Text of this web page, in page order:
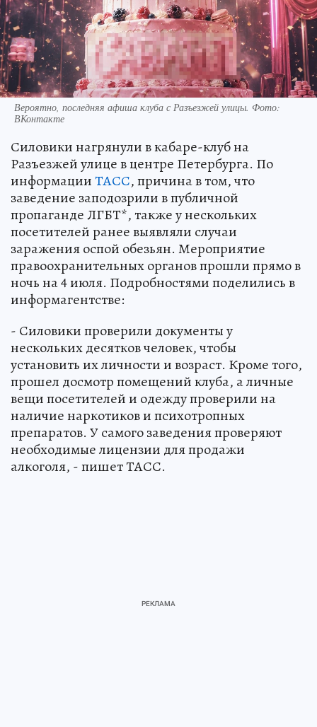
Вероятно, последняя афиша клуба с Разъезжей улицы. Фото:
ВКонтакте
Силовики нагрянули в кабаре-клуб на
Разъезжей улице в центре Петербурга. По
информацииТАСС, причина в том, что
заведение заподозрили в публичной
пропаганде ЛГБТ*, также у нескольких
посетителей ранее выявляли случаи
заражения оспой обезьян. Мероприятие
правоохранительных органов прошли прямо в
ночь на 4 июля. Подробностями поделились в
информагентстве:
- Силовики проверили документы у
нескольких десятков человек, чтобы
установить их личности и возраст. Кроме того,
прошел досмотр помещений клуба, а личные
вещи посетителей и одежду проверили на
наличие наркотиков и психотропных
препаратов. У самого заведения проверяют
необходимые лицензии для продажи
алкоголя, - пишет ТАСС.